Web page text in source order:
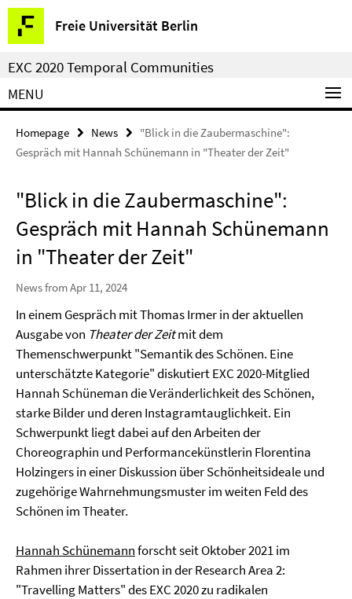
Springe
direkt
zu
Inhalt
Freie Universität Berlin
Service
Navigation
EXC 2020 Temporal Communities
MENU
Homepage News
"Blick in die Zaubermaschine":
Gespräch mit Hannah Schünemann in "Theater der Zeit"
"Blick in die Zaubermaschine":
Gespräch mit Hannah Schünemann
in "Theater der Zeit"
News from Apr 11, 2024
In einem Gespräch mit Thomas Irmer in der aktuellen
Ausgabe von Theater der Zeitmit dem
Themenschwerpunkt "Semantik des Schönen. Eine
unterschätzte Kategorie" diskutiert EXC 2020-Mitglied
Hannah Schüneman die Veränderlichkeit des Schönen,
starke Bilder und deren Instagramtauglichkeit. Ein
Schwerpunkt liegt dabei auf den Arbeiten der
Choreographin und Performancekünstlerin Florentina
Holzingers in einer Diskussion über Schönheitsideale und
zugehörige Wahrnehmungsmuster im weiten Feld des
Schönen im Theater.
Hannah Schünemannforscht seit Oktober 2021 im
Rahmen ihrer Dissertation in der Research Area 2:
"Travelling Matters" des EXC 2020 zu radikalen